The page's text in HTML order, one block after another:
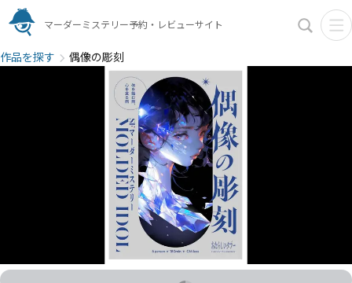
マーダーミステリー予約・レビューサイト
作品を探す 偶像の彫刻